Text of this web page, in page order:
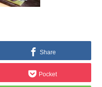
Share
Pocket